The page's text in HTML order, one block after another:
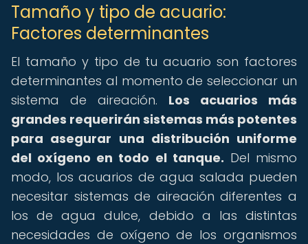
Tamaño y tipo de acuario:
Factores determinantes
El tamaño y tipo de tu acuario son factores
determinantes al momento de seleccionar un
sistema de aireación. Los acuarios más
grandes requerirán sistemas más potentes
para asegurar una distribución uniforme
del oxígeno en todo el tanque. Del mismo
modo, los acuarios de agua salada pueden
necesitar sistemas de aireación diferentes a
los de agua dulce, debido a las distintas
necesidades de oxígeno de los organismos